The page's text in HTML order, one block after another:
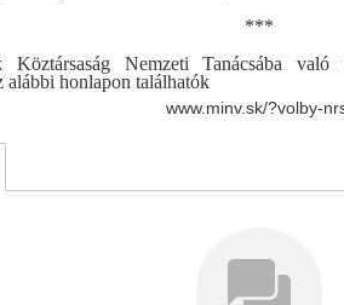
***
Nemzeti Tanácsába való
alábbi honlapon találhatók
www.minv.sk/?volby-